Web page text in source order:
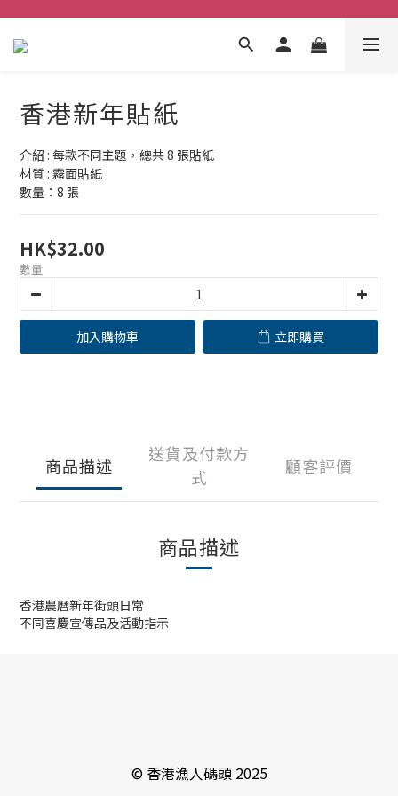
香港新年貼紙
介紹 : 每款不同主題，總共 8 張貼紙
材質 : 霧面貼紙
數量：8 張
HK$32.00
數量
加入購物車 立即購買
商品描述
送貨及付款方
式
顧客評價
商品描述
香港農曆新年街頭日常
不同喜慶宣傳品及活動指示
© 香港漁人碼頭 2025